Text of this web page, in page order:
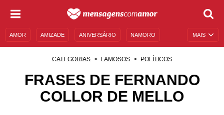
MAIS
AMOR AMIZADE ANIVERSÁRIO NAMORO
MENSAGENS E FRASES MENSAGENS DE ANIVERSÁRIO
CATEGORIAS FAMOSOS POLÍTICOS
FRASES DE FERNANDO
COLLOR DE MELLO